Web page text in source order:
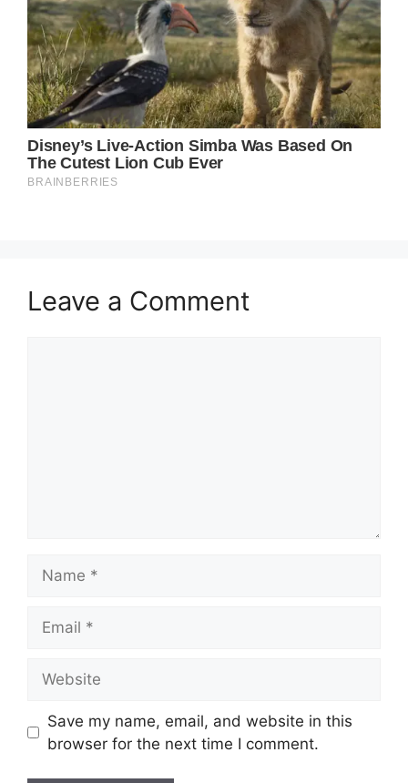
Leave a Comment
Save my name, email, and website in this
browser for the next time I comment.